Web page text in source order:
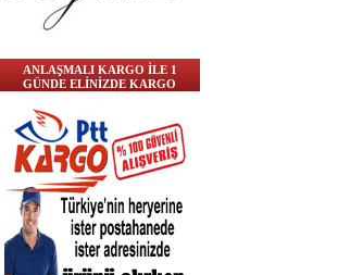
ANLAŞMALI KARGO İLE 1
GÜNDE ELİNİZDE KARGO